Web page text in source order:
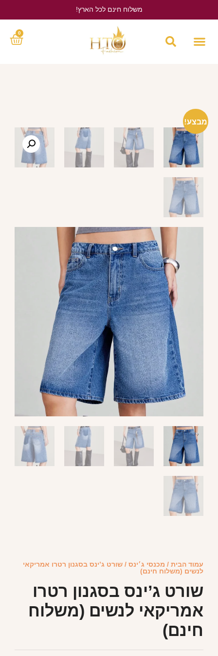
משלוח חינם לכל הארץ!
0
מבצע!
עמוד הבית / מכנסי ג׳ינס / שורט ג’ינס בסגנון רטרו אמריקאי
לנשים (משלוח חינם)
שורט ג’ינס בסגנון רטרו
אמריקאי לנשים (משלוח
חינם)